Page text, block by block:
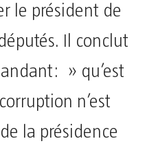
le président de
Il conclut
» qu’est
n’est
la présidence